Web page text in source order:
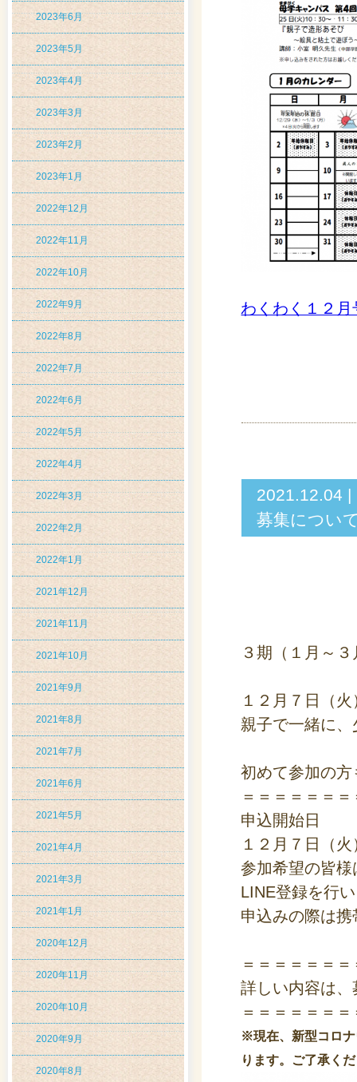
2023年6月
2023年5月
2023年4月
2023年3月
2023年2月
2023年1月
2022年12月
2022年11月
2022年10月
2022年9月
2022年8月
2022年7月
2022年6月
2022年5月
2022年4月
2022年3月
2022年2月
2022年1月
2021年12月
2021年11月
2021年10月
2021年9月
2021年8月
2021年7月
2021年6月
2021年5月
2021年4月
2021年3月
2021年1月
2020年12月
2020年11月
2020年10月
2020年9月
2020年8月
わくわく１２
2021.12.04 |
募集につい
３期（１月～
１２月７日（
親子で一緒に
初めて参加の
＝＝＝＝＝＝
申込開始日
１２月７日（
参加希望の皆
LINE登録を行
申込みの際は
＝＝＝＝＝＝
詳しい内容は
＝＝＝＝＝＝
※現在、新型コロ
ります。ご了承く